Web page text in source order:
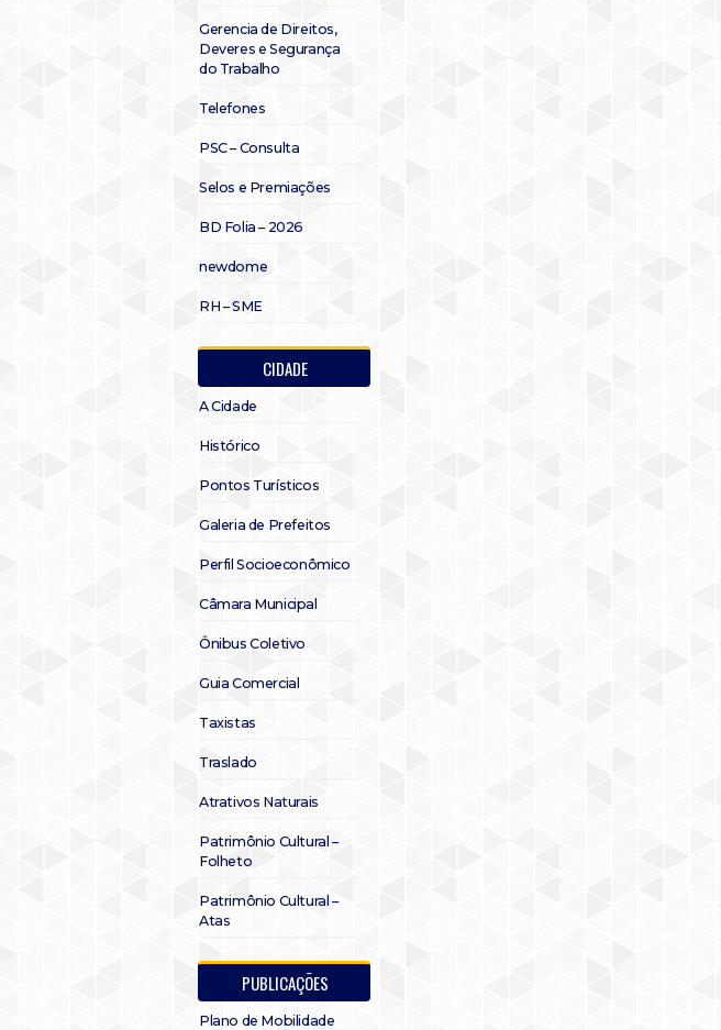
Gerencia de Direitos,
Deveres e Segurança
do Trabalho
Telefones
PSC – Consulta
Selos e Premiações
BD Folia – 2026
newdome
RH – SME
CIDADE
A Cidade
Histórico
Pontos Turísticos
Galeria de Prefeitos
Perfil Socioeconômico
Câmara Municipal
Ônibus Coletivo
Guia Comercial
Taxistas
Traslado
Atrativos Naturais
Patrimônio Cultural –
Folheto
Patrimônio Cultural –
Atas
PUBLICAÇÕES
Plano de Mobilidade